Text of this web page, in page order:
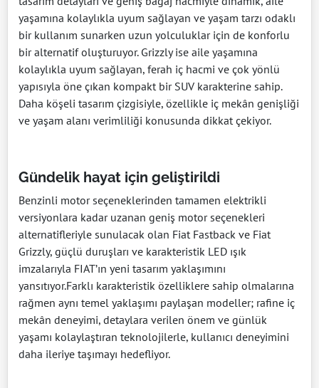
yaşamına kolaylıkla uyum sağlayan ve yaşam tarzı odaklı
bir kullanım sunarken uzun yolculuklar için de konforlu
bir alternatif oluşturuyor. Grizzly ise aile yaşamına
kolaylıkla uyum sağlayan, ferah iç hacmi ve çok yönlü
yapısıyla öne çıkan kompakt bir SUV karakterine sahip.
Daha köşeli tasarım çizgisiyle, özellikle iç mekân genişliği
ve yaşam alanı verimliliği konusunda dikkat çekiyor.
Gündelik hayat için geliştirildi
Benzinli motor seçeneklerinden tamamen elektrikli
versiyonlara kadar uzanan geniş motor seçenekleri
alternatifleriyle sunulacak olan Fiat Fastback ve Fiat
Grizzly, güçlü duruşları ve karakteristik LED ışık
imzalarıyla FIAT’ın yeni tasarım yaklaşımını
yansıtıyor.Farklı karakteristik özelliklere sahip olmalarına
rağmen aynı temel yaklaşımı paylaşan modeller; rafine iç
mekân deneyimi, detaylara verilen önem ve günlük
yaşamı kolaylaştıran teknolojilerle, kullanıcı deneyimini
daha ileriye taşımayı hedefliyor.